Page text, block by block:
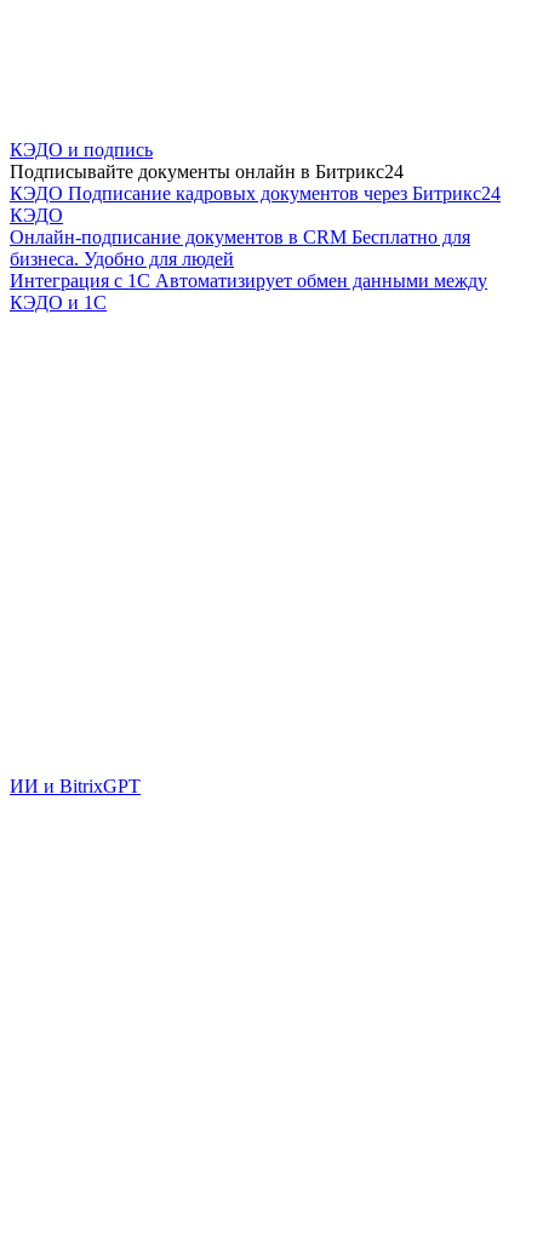
КЭДО и подпись
Подписывайте документы онлайн в Битрикс24
КЭДО Подписание кадровых документов через Битрикс24
КЭДО
Онлайн-подписание документов в CRM Бесплатно для
бизнеса. Удобно для людей
Интеграция с 1С Автоматизирует обмен данными между
КЭДО и 1С
ИИ и BitrixGPT